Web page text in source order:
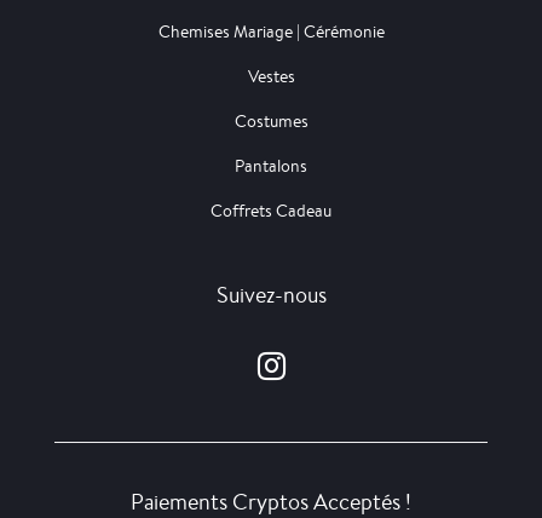
Chemises Mariage | Cérémonie
Vestes
Costumes
Pantalons
Coffrets Cadeau
Suivez-nous
Paiements Cryptos Acceptés !